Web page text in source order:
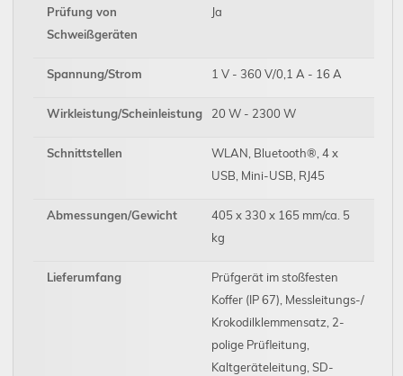
Prüfung von
Schweißgeräten
Ja
Spannung/Strom 1 V - 360 V/0,1 A - 16 A
Wirkleistung/Scheinleistung 20 W - 2300 W
Schnittstellen
WLAN, Bluetooth®, 4 x
USB, Mini-USB, RJ45
Abmessungen/Gewicht
405 x 330 x 165 mm/ca. 5
kg
Lieferumfang
Prüfgerät im stoßfesten
Koffer (IP 67), Messleitungs-/
Krokodilklemmensatz, 2-
polige Prüfleitung,
Kaltgeräteleitung, SD-